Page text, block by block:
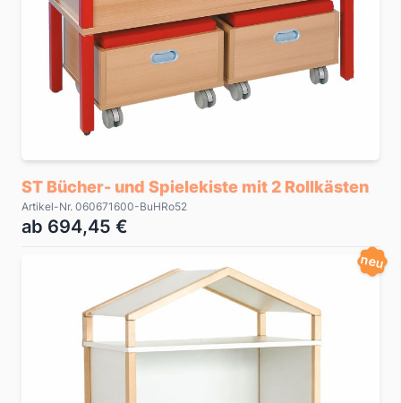
ST Bücher- und Spielekiste mit 2 Rollkästen
Artikel-Nr. 060671600-BuHRo52
ab 694,45 €
neu